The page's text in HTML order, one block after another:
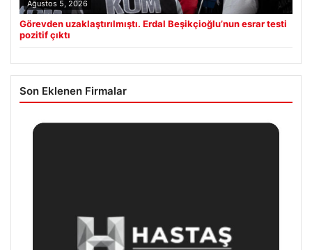
Ağustos 5, 2026
Görevden uzaklaştırılmıştı. Erdal Beşikçioğlu’nun esrar testi
pozitif çıktı
Son Eklenen Firmalar